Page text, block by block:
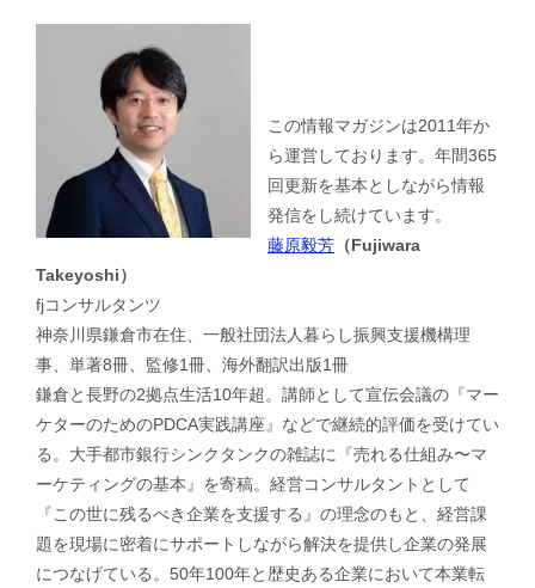
この情報マガジンは2011年か
ら運営しております。年間365
回更新を基本としながら情報
発信をし続けています。
藤原毅芳 （Fujiwara
Takeyoshi）
fjコンサルタンツ
神奈川県鎌倉市在住、一般社団法人暮らし振興支援機構理
事、単著8冊、監修1冊、海外翻訳出版1冊
鎌倉と長野の2拠点生活10年超。講師として宣伝会議の『マー
ケターのためのPDCA実践講座』などで継続的評価を受けてい
る。大手都市銀行シンクタンクの雑誌に『売れる仕組み〜マ
ーケティングの基本』を寄稿。経営コンサルタントとして
『この世に残るべき企業を支援する』の理念のもと、経営課
題を現場に密着にサポートしながら解決を提供し企業の発展
につなげている。50年100年と歴史ある企業において本業転